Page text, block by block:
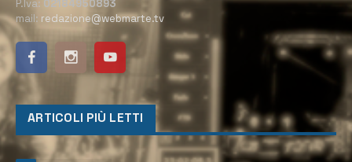
P.Iva: 02184950893
mail: redazione@webmarte.tv
ARTICOLI PIÙ LETTI